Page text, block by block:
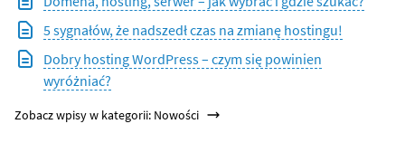
5 sygnałów, że nadszedł czas na zmianę hostingu!
Dobry hosting WordPress – czym się powinien
wyróżniać?
Zobacz wpisy w kategorii: Nowości